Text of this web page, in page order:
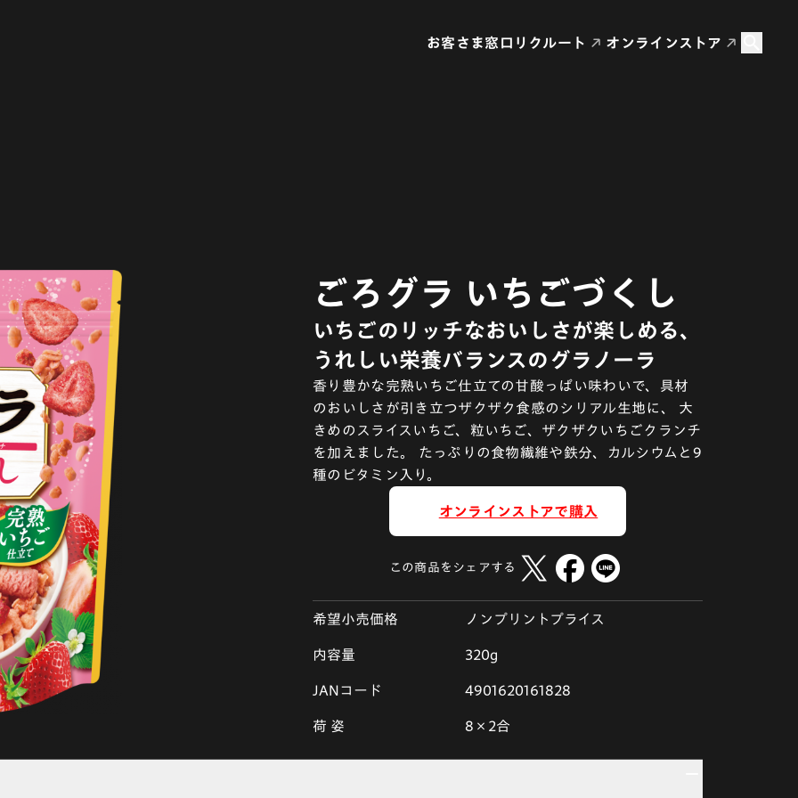
お客さま窓口 リクルート オンラインストア
ごろグラ いちごづくし
いちごのリッチなおいしさが楽しめる、
うれしい栄養バランスのグラノーラ
香り豊かな完熟いちご仕立ての甘酸っぱい味わいで、具材
のおいしさが引き立つザクザク食感のシリアル生地に、 大
きめのスライスいちご、粒いちご、ザクザクいちごクランチ
を加えました。 たっぷりの食物繊維や鉄分、カルシウムと9
種のビタミン入り。
オンラインストアで購入
この商品をシェアする
希望小売価格 ノンプリントプライス
内容量 320g
JANコード 4901620161828
荷 姿 8×2合